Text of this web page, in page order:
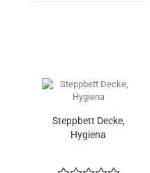
Steppbett Decke,
Hygiena